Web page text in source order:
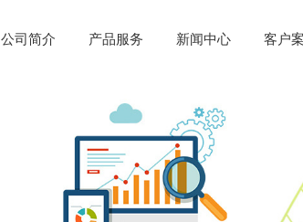
公司简介 产品服务 新闻中心 客户